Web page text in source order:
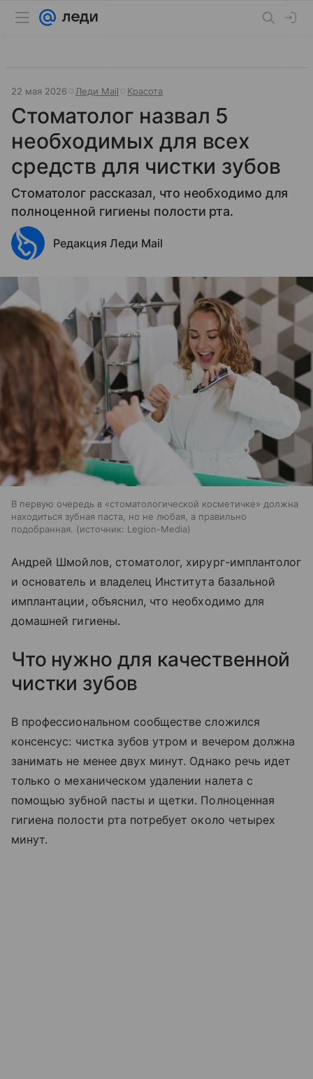
22 мая 2026 Леди Mail Красота
Стоматолог назвал 5
необходимых для всех
средств для чистки зубов
Стоматолог рассказал, что необходимо для
полноценной гигиены полости рта.
Редакция Леди Mail
В первую очередь в «стоматологической косметичке» должна
находиться зубная паста, но не любая, а правильно
подобранная.
источник: Legion-Media
Андрей Шмойлов, стоматолог, хирург-имплантолог
и основатель и владелец Института базальной
имплантации, объяснил, что необходимо для
домашней гигиены.
Что нужно для качественной
чистки зубов
В профессиональном сообществе сложился
консенсус: чистка зубов утром и вечером должна
занимать не менее двух минут. Однако речь идет
только о механическом удалении налета с
помощью зубной пасты и щетки. Полноценная
гигиена полости рта потребует около четырех
минут.